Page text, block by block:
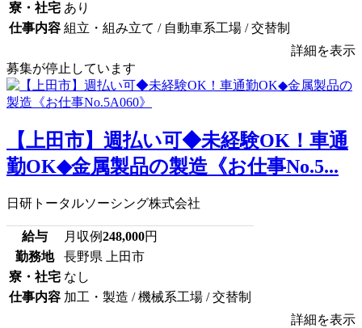
寮・社宅 あり
仕事内容 組立・組み立て / 自動車系工場 / 交替制
詳細を表示
募集が停止しています
【上田市】週払い可◆未経験OK！車通
勤OK◆金属製品の製造《お仕事No.5...
日研トータルソーシング株式会社
給与 月収例248,000円
勤務地
長野県 上田市
寮・社宅 なし
仕事内容 加工・製造 / 機械系工場 / 交替制
詳細を表示